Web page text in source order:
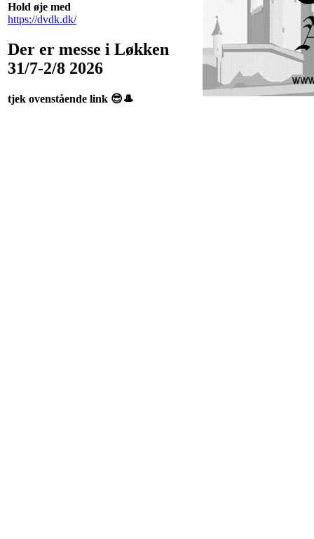
Hold øje med
https://dvdk.dk/
Der er messe i Løkken
31/7-2/8 2026
tjek ovenstående link 😎🎩